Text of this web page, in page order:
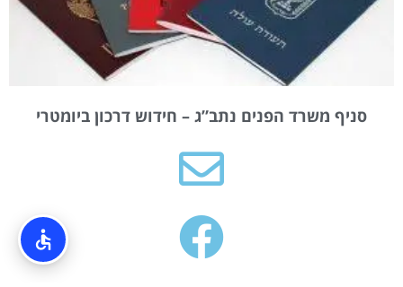
סניף משרד הפנים נתב”ג – חידוש דרכון ביומטרי